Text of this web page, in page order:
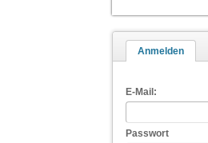
Anmelden
E-Mail:
Passwort